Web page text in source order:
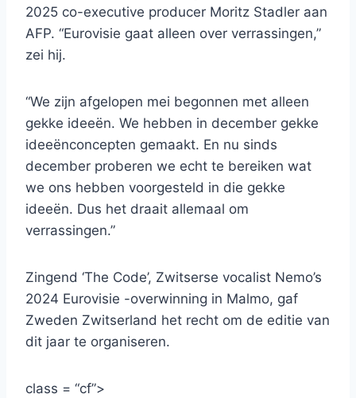
2025 co-executive producer Moritz Stadler aan
AFP. “Eurovisie gaat alleen over verrassingen,”
zei hij.
“We zijn afgelopen mei begonnen met alleen
gekke ideeën. We hebben in december gekke
ideeënconcepten gemaakt. En nu sinds
december proberen we echt te bereiken wat
we ons hebben voorgesteld in die gekke
ideeën. Dus het draait allemaal om
verrassingen.”
Zingend ‘The Code’, Zwitserse vocalist Nemo’s
2024 Eurovisie -overwinning in Malmo, gaf
Zweden Zwitserland het recht om de editie van
dit jaar te organiseren.
class = “cf”>